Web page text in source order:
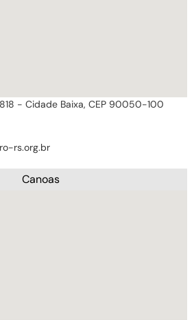
818 - Cidade Baixa, CEP 90050-100
rs.org.br
Canoas